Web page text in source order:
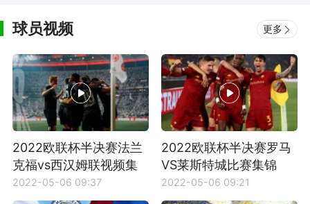
球员视频 更多
2022欧联杯半决赛法兰
克福vs西汉姆联视频集
锦
2022-05-06 09:37
2022欧联杯半决赛罗马
VS莱斯特城比赛集锦
2022-05-06 09:21